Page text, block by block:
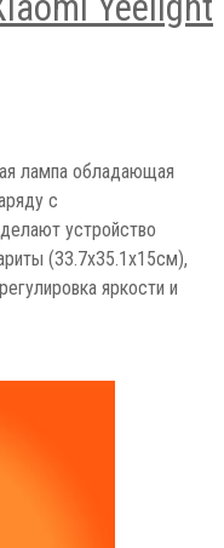
лампа обладающая
с
устройство
(33.7х35.1х15см),
яркости и